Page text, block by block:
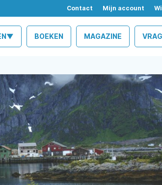
Contact Mijn account
BOEKEN MAGAZINE